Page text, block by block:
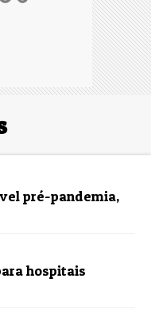
pré-pandemia,
hospitais